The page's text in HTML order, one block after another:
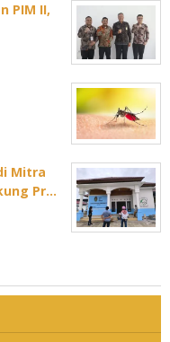
PIM II,
Mitra
Pr…